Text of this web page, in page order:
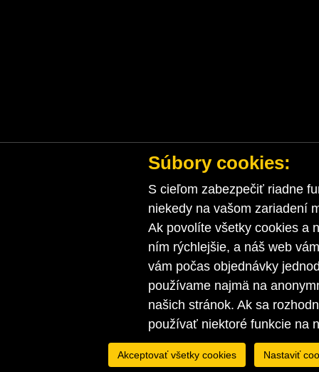
Súbory cookies:
S cieľom zabezpečiť riadne
niekedy na vašom zariadení
Ak povolíte všetky cookies a
ním rýchlejšie, a náš web
vám počas objednávky
používame najmä na
našich stránok. Ak sa
používať niektoré funkcie na
Akceptovať všetky cookies Nastaviť